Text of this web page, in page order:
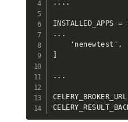
....
INSTALLED_APPS = [
...
    'nenewtest',
...